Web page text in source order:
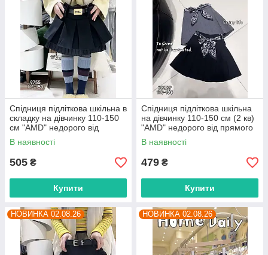
Спідниця підліткова шкільна в
складку на дівчинку 110-150
см "AMD" недорого від
прямого постачальника
В наявності
505 ₴
Купити
Спідниця підліткова шкільна
на дівчинку 110-150 см (2 кв)
"AMD" недорого від прямого
постачальника
В наявності
479 ₴
Купити
НОВИНКА 02.08.26 НОВИНКА 02.08.26